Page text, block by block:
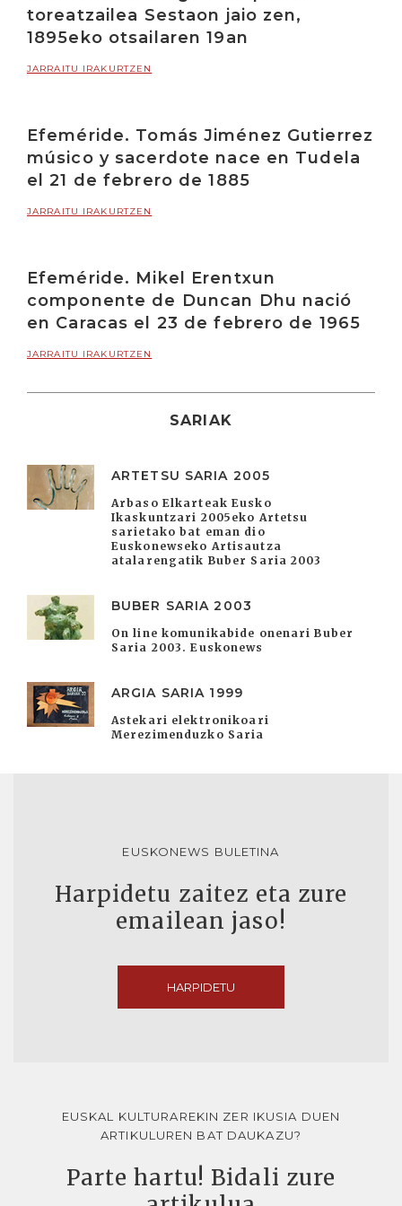
toreatzailea Sestaon jaio zen,
1895eko otsailaren 19an
JARRAITU IRAKURTZEN
Efeméride. Tomás Jiménez Gutierrez
músico y sacerdote nace en Tudela
el 21 de febrero de 1885
JARRAITU IRAKURTZEN
Efeméride. Mikel Erentxun
componente de Duncan Dhu nació
en Caracas el 23 de febrero de 1965
JARRAITU IRAKURTZEN
SARIAK
ARTETSU SARIA 2005
Arbaso Elkarteak Eusko
Ikaskuntzari 2005eko Artetsu
sarietako bat eman dio
Euskonewseko Artisautza
atalarengatik Buber Saria 2003
BUBER SARIA 2003
On line komunikabide onenari Buber
Saria 2003. Euskonews
ARGIA SARIA 1999
Astekari elektronikoari
Merezimenduzko Saria
EUSKONEWS BULETINA
Harpidetu zaitez eta zure
emailean jaso!
HARPIDETU
EUSKAL KULTURAREKIN ZER IKUSIA DUEN
ARTIKULUREN BAT DAUKAZU?
Parte hartu! Bidali zure